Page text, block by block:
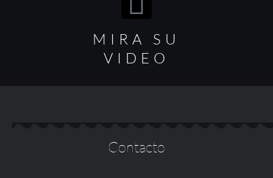
MIRA SU
VIDEO
Contacto